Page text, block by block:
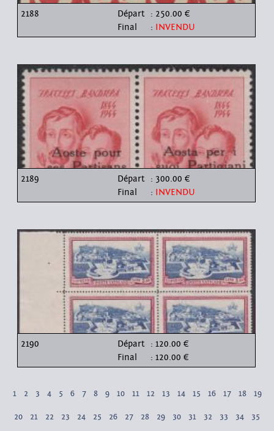
2188 Départ : 250.00 €
Final
: INVENDU
2189 Départ : 300.00 €
Final
: INVENDU
2190 Départ : 120.00 €
Final
: 120.00 €
1 2 3 4 5 6 7 8 9 10 11 12 13 14 15 16 17 18 19
20 21 22 23 24 25 26 27 28 29 30 31 32 33 34 35